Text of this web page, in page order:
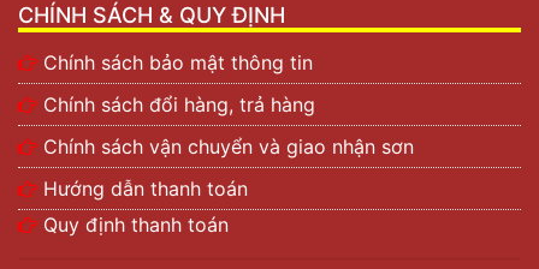
CHÍNH SÁCH & QUY ĐỊNH
Chính sách bảo mật thông tin
Chính sách đổi hàng, trả hàng
Chính sách vận chuyển và giao nhận sơn
Hướng dẫn thanh toán
Quy định thanh toán